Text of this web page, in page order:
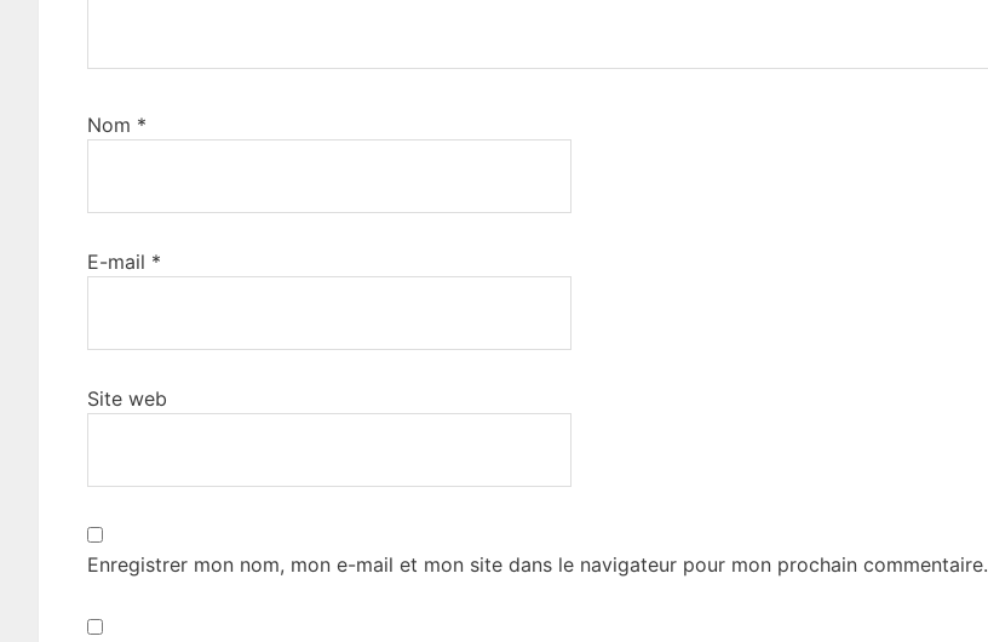
Nom *
E-mail *
Site web
Enregistrer mon nom, mon e-mail et mon site dans le navigateur pour mon prochain commentaire.